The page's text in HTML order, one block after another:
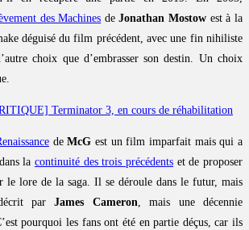
des Machines deJonathan Mostow est à la
déguisé du film précédent, avec une fin nihiliste
choix que d’embrasser son destin. Un choix
Terminator 3, en cours de réhabilitation
deMcG est un film imparfait mais qui a
la continuité des trois précédents et de proposer
le lore de la saga. Il se déroule dans le futur, mais
parJames Cameron , mais une décennie
pourquoi les fans ont été en partie déçus, car ils